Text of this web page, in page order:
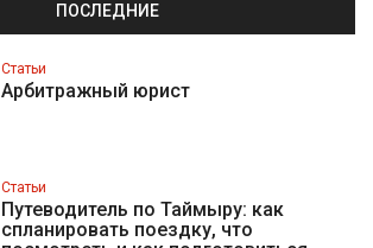
ПОСЛЕДНИЕ
Статьи
Арбитражный юрист
Статьи
Путеводитель по Таймыру: как
спланировать поездку, что